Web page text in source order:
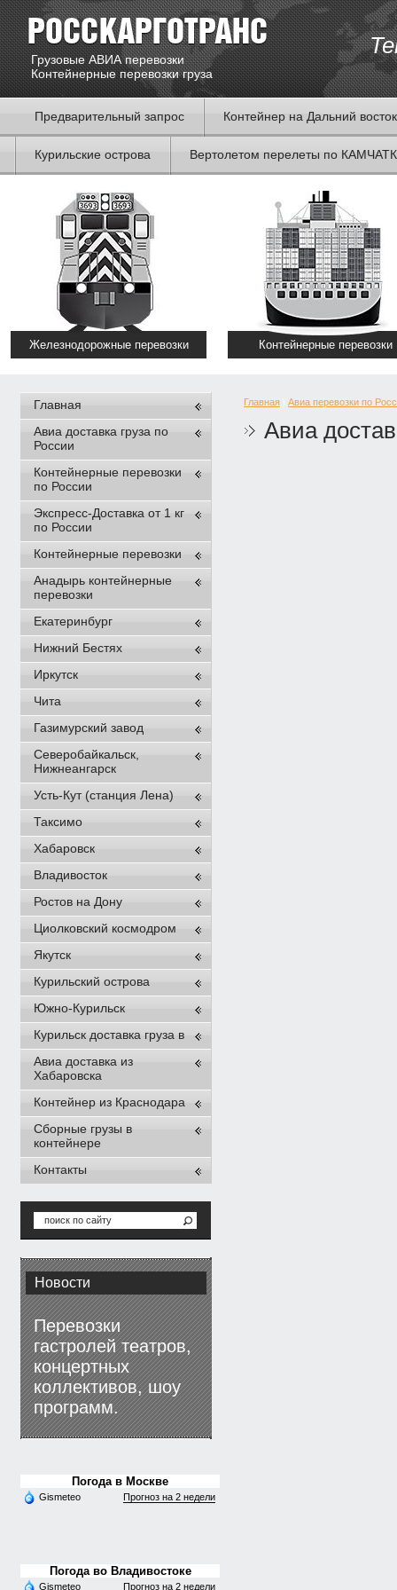
Грузовые АВИА перевозки
Контейнерные перевозки груза
Предварительный запрос Контейнер на Дальний восток
Курильские острова Вертолетом перелеты по
Железнодорожные перевозки Контейнерные перевозки
Главная Авиа перевозки по
Авиа
Главная
Авиа доставка груза по
России
Контейнерные перевозки
по России
Экспресс-Доставка от 1 кг
по России
Контейнерные перевозки
Анадырь контейнерные
перевозки
Екатеринбург
Нижний Бестях
Иркутск
Чита
Газимурский завод
Северобайкальск,
Нижнеангарск
Усть-Кут (станция Лена)
Таксимо
Хабаровск
Владивосток
Ростов на Дону
Циолковский космодром
Якутск
Курильский острова
Южно-Курильск
Курильск доставка груза в
Авиа доставка из
Хабаровска
Контейнер из Краснодара
Сборные грузы в
контейнере
Контакты
Новости
Перевозки
гастролей театров,
концертных
коллективов, шоу
программ.
Погода в Москве
Gismeteo Прогноз на 2 недели
Погода во Владивостоке
Gismeteo Прогноз на 2 недели